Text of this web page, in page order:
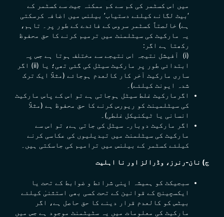
میں اس کسٹمر کی کم سے کم ممکنہ جیت سے کسٹمر کے
‘بیٹ لگانے کیلئے دستیاب’ بیلنس میں اضافہ کرسکتی
ہے) خالصتاً کسٹمر سروس کے فائدے کے طور پر۔ تاہم،
یہ مارکیٹ کی سیٹلمنٹ میں ترمیم کرنے کا حق محفوظ
رکھتا ہے اگر:
(i) آفیشل نتیجہ اس نتیجے سے مختلف ہوتا ہے جس پہ
ابتدائی طور پر مارکیٹ سیٹل کی گئی تھی؛ یا (ii) اگر
ساری مارکیٹ آخر کار کالعدم ہوجائے (مثلاََ ایک ترک
شدہ ایونٹ کیلئے)۔
اگرمارکیٹ غلط سیٹل ہوجاتی ہے تو اس کے پاس مارکیٹ
کی سیٹلمینٹ کو ریورس کرنے کا حق محفوظ ہے (مثلاََ
انسانی یا ٹیکنیکل غلطی)۔
اگر مارکیٹ دوبارہ سیٹل کی جاتی ہے، تو اس سے
مارکیٹ کی سیٹلمنٹ میں تبدیلیوں کی عکاسی کرنے
کیلئے کسٹمر کے بیلنس میں ترامیم کی جاسکتی ہیں۔
ج) نان-رنرز، وڈرالز اور نا اہلیت
سبجیکٹ کو ہمیشہ اپنی شرائط و ضوابط کے تحت یا
ایکسچینج کے قوانین کے تحت کسی بھی استثنیٰ کیلئے
بیٹس کو کالعدم قرار دینے کا حق حاصل ہے، اگر
مارکیٹ کی معلومات میں یہ سٹیٹمنٹ موجود ہے جس میں